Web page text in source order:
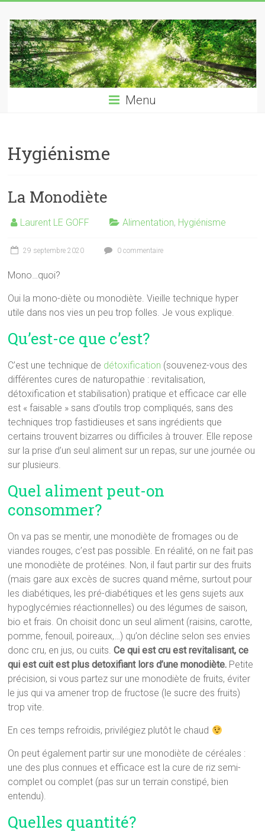
content
Laurent
LE
GOFF
naturopatheMenu
Hygiénisme
La Monodiète
Laurent LE GOFF Alimentation, Hygiénisme
29 septembre 2020 0 commentaire
Mono…quoi?
Oui la mono-diète ou monodiète. Vieille technique hyper
utile dans nos vies un peu trop folles. Je vous explique.
Qu’est-ce que c’est?
C’est une technique de détoxification (souvenez-vous des
différentes cures de naturopathie : revitalisation,
détoxification et stabilisation) pratique et efficace car elle
est « faisable » sans d’outils trop compliqués, sans des
techniques trop fastidieuses et sans ingrédients que
certains trouvent bizarres ou difficiles à trouver. Elle repose
sur la prise d’un seul aliment sur un repas, sur une journée ou
sur plusieurs.
Quel aliment peut-on
consommer?
On va pas se mentir, une monodiète de fromages ou de
viandes rouges, c’est pas possible. En réalité, on ne fait pas
une monodiète de protéines. Non, il faut partir sur des fruits
(mais gare aux excès de sucres quand même, surtout pour
les diabétiques, les pré-diabétiques et les gens sujets aux
hypoglycémies réactionnelles) ou des légumes de saison,
bio et frais. On choisit donc un seul aliment (raisins, carotte,
pomme, fenouil, poireaux,…) qu’on décline selon ses envies
donc cru, en jus, ou cuits.Ce qui est cru est revitalisant, ce
qui est cuit est plus detoxifiant lors d’une monodiète. Petite
précision, si vous partez sur une monodiète de fruits, éviter
le jus qui va amener trop de fructose (le sucre des fruits)
trop vite.
En ces temps refroidis, privilégiez plutôt le chaud
On peut également partir sur une monodiète de céréales :
une des plus connues et efficace est la cure de riz semi-
complet ou complet (pas sur un terrain constipé, bien
entendu).
Quelles quantité?